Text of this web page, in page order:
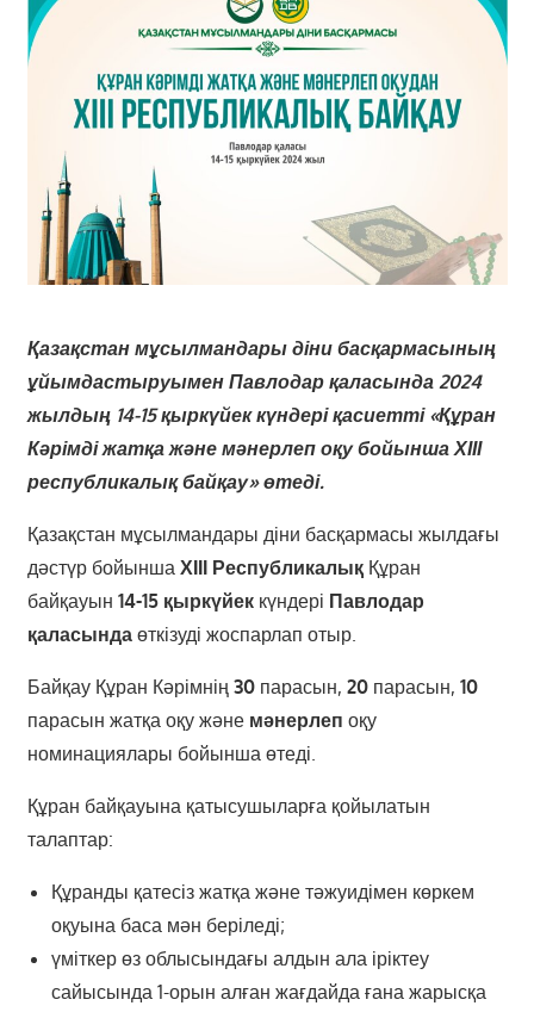
Қазақстан мұсылмандары діни басқармасының
ұйымдастыруымен Павлодар қаласында 2024
жылдың14-15 қыркүйек күндері қасиетті «Құран
Кәрімді жатқа және мәнерлеп оқу бойынша ХІІІ
республикалықбайқау»өтеді.
Қазақстан мұсылмандары діни басқармасы жылдағы
дәстүр бойынша ХІІІ РеспубликалықҚұран
байқауын 14-15 қыркүйек күндері Павлодар
қаласындаөткізуді жоспарлап отыр.
Байқау Құран Кәрімнің 30парасын, 20парасын, 10
парасын жатқа оқу және мәнерлеп оқу
номинациялары бойынша өтеді.
Құран байқауына қатысушыларға қойылатын
талаптар:
Құранды қатесіз жатқа және тәжуидімен көркем
оқуына баса мән беріледі;
үміткер өз облысындағы алдын ала іріктеу
сайысында 1-орын алған жағдайда ғана жарысқа